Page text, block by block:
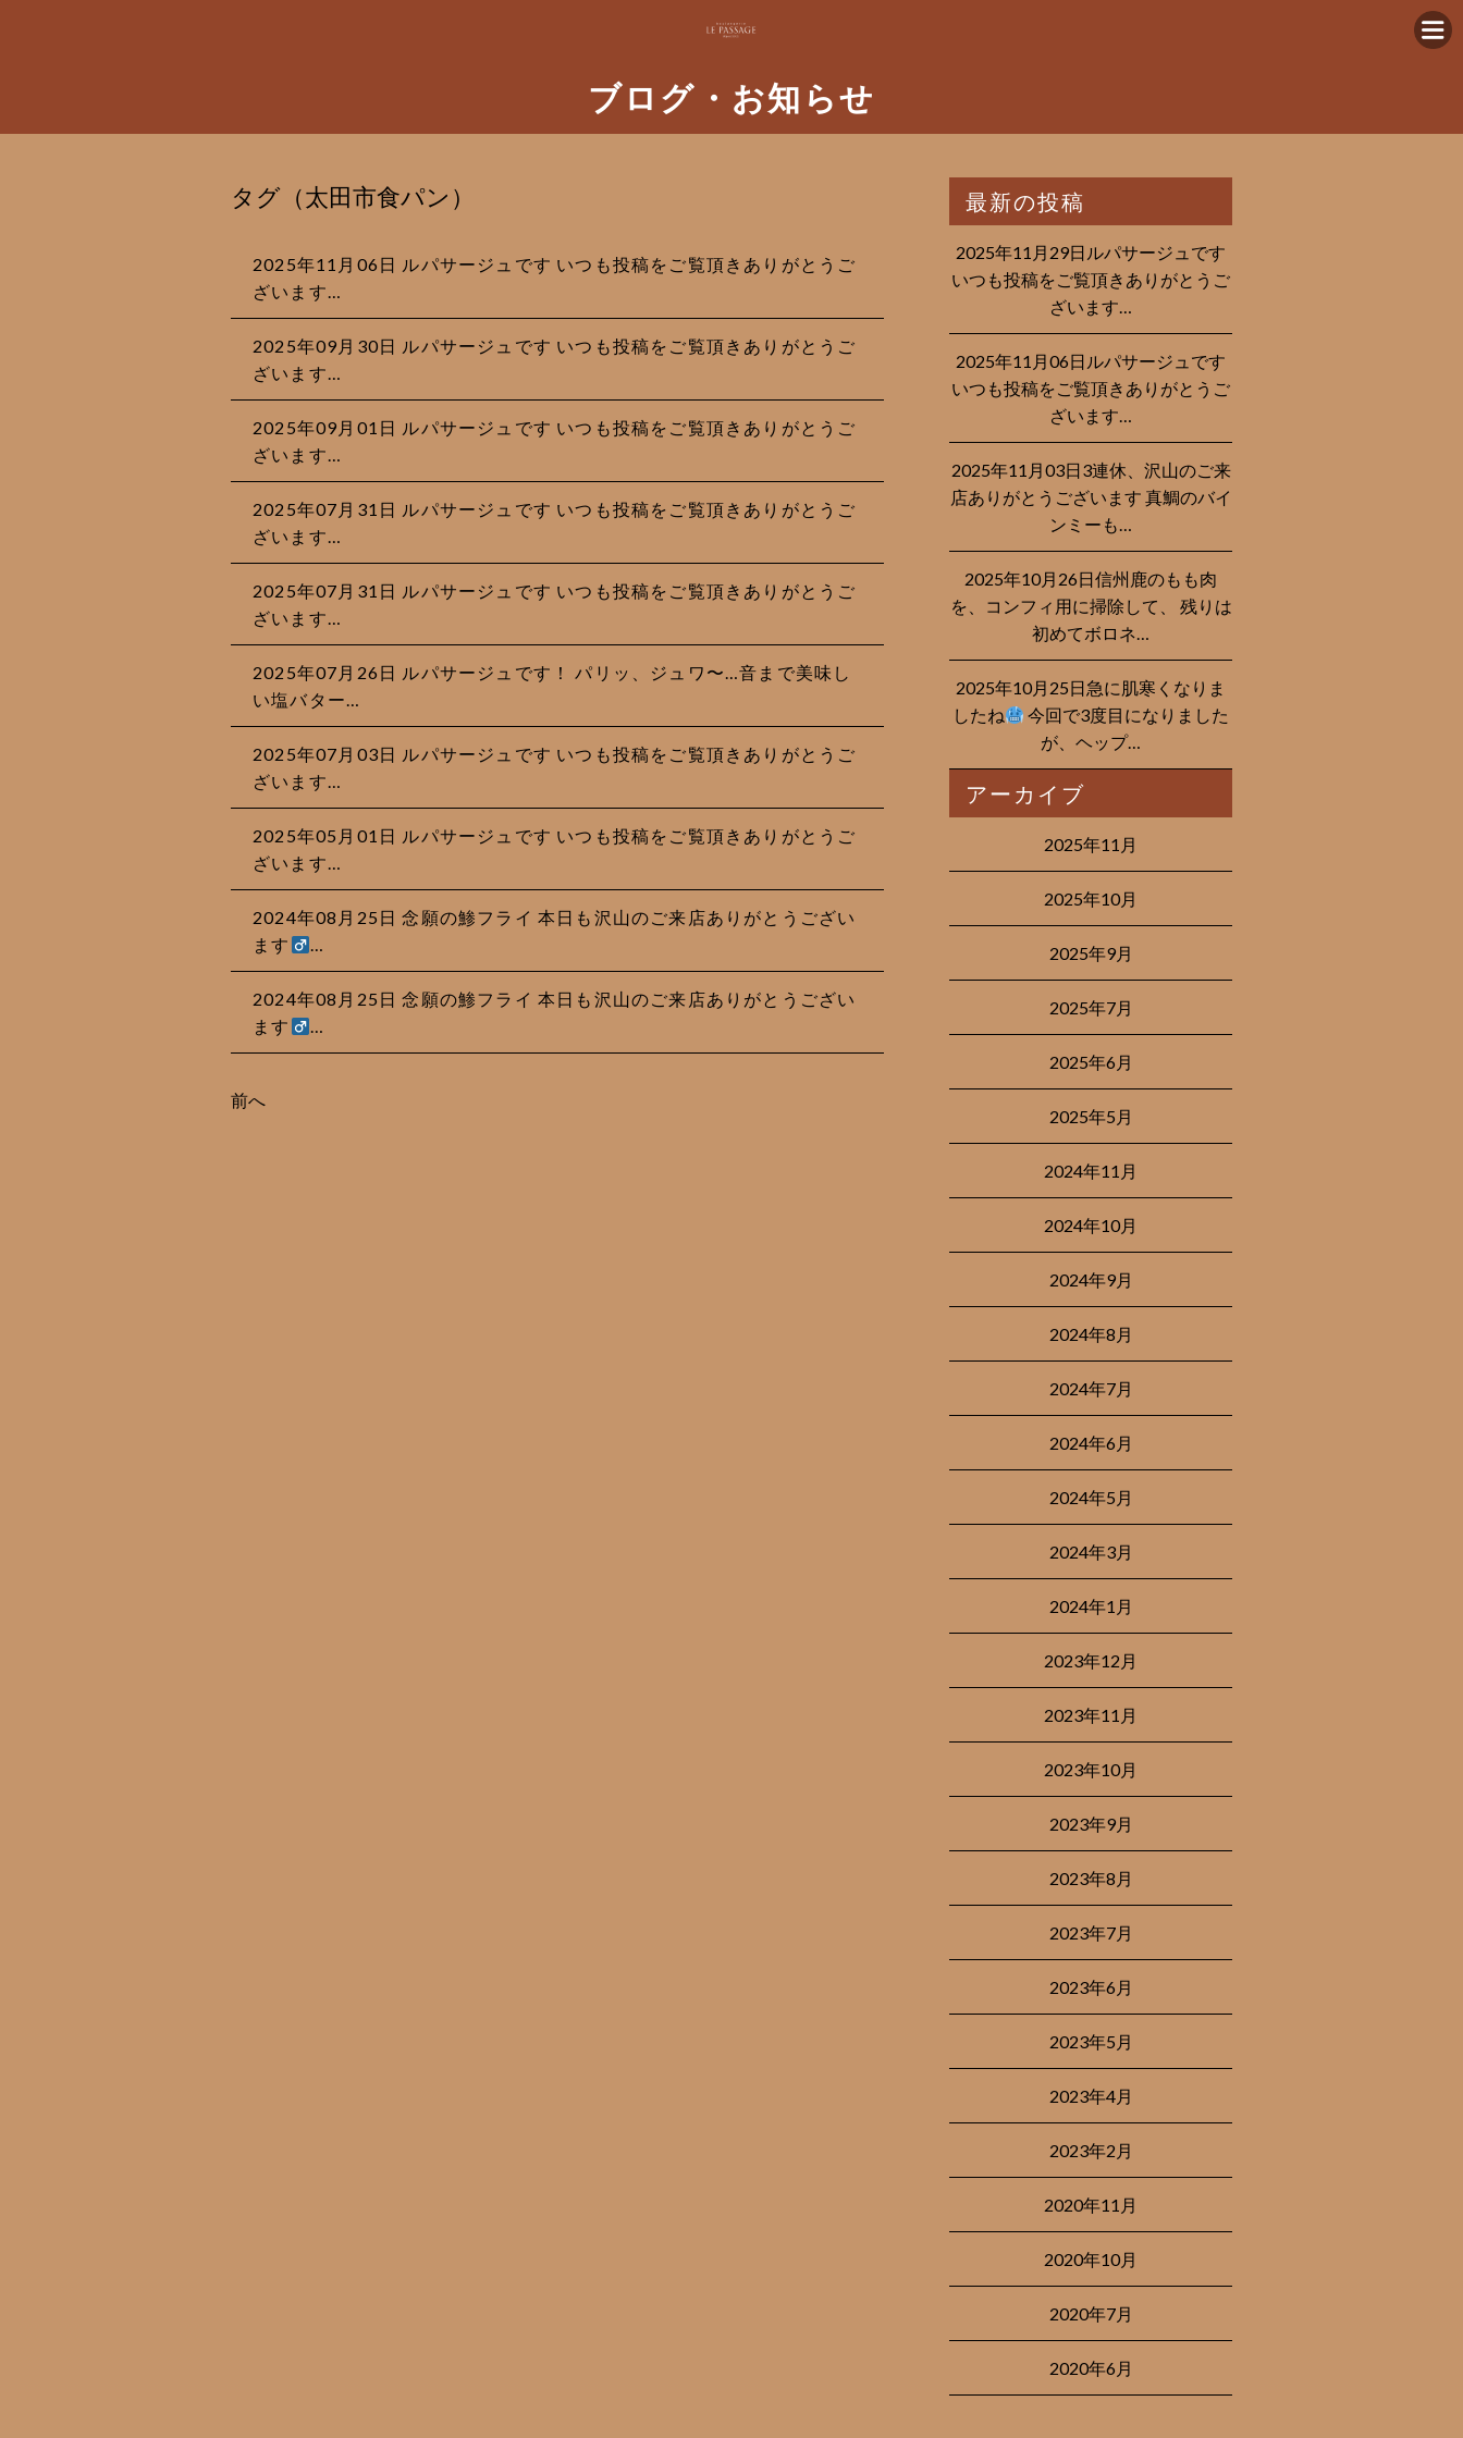
ブログ・お知らせ
タグ（太田市食パン）
2025年11月06日 ルパサージュです︎ いつも投稿をご覧頂きありがとうご
ざいます…
2025年09月30日 ルパサージュです︎ いつも投稿をご覧頂きありがとうご
ざいます…
2025年09月01日 ルパサージュです︎ いつも投稿をご覧頂きありがとうご
ざいます…
2025年07月31日 ルパサージュです︎ いつも投稿をご覧頂きありがとうご
ざいます…
2025年07月31日 ルパサージュです︎ いつも投稿をご覧頂きありがとうご
ざいます…
2025年07月26日 ルパサージュです！ パリッ、ジュワ〜…音まで美味し
い塩バター…
2025年07月03日 ルパサージュです︎ いつも投稿をご覧頂きありがとうご
ざいます…
2025年05月01日 ルパサージュです︎ いつも投稿をご覧頂きありがとうご
ざいます…
2024年08月25日 念願の鯵フライ 本日も沢山のご来店ありがとうござい
ます‍
…
2024年08月25日 念願の鯵フライ 本日も沢山のご来店ありがとうござい
ます‍
…
前へ
最新の投稿
2025年11月29日ルパサージュです︎
いつも投稿をご覧頂きありがとうご
ざいます…
2025年11月06日ルパサージュです︎
いつも投稿をご覧頂きありがとうご
ざいます…
2025年11月03日3連休、沢山のご来
店ありがとうございます 真鯛のバイ
ンミーも…
2025年10月26日信州鹿のもも肉
を、コンフィ用に掃除して、 残りは
初めてボロネ…
2025年10月25日急に肌寒くなりま
したね
今回で3度目になりました
が、ヘップ…
アーカイブ
2025年11月
2025年10月
2025年9月
2025年7月
2025年6月
2025年5月
2024年11月
2024年10月
2024年9月
2024年8月
2024年7月
2024年6月
2024年5月
2024年3月
2024年1月
2023年12月
2023年11月
2023年10月
2023年9月
2023年8月
2023年7月
2023年6月
2023年5月
2023年4月
2023年2月
2020年11月
2020年10月
2020年7月
2020年6月